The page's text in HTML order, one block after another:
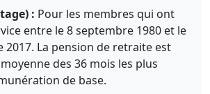
: Pour les membres qui ont
entre le 8 septembre 1980 et le
2017. La pension de retraite est
des 36 mois les plus
de base.